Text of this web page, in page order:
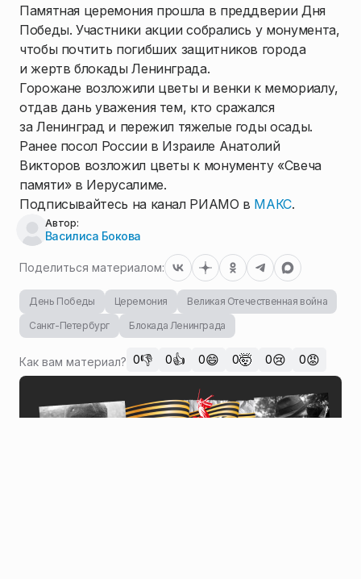
Памятная церемония прошла в преддверии Дня
Победы. Участники акции собрались у монумента,
чтобы почтить погибших защитников города
и жертв блокады Ленинграда.
Горожане возложили цветы и венки к мемориалу,
отдав дань уважения тем, кто сражался
за Ленинград и пережил тяжелые годы осады.
Ранее посол России в Израиле Анатолий
Викторов возложил цветы к монументу «Свеча
памяти» в Иерусалиме.
Подписывайтесь на канал РИАМО в МАКС.
Автор:
Василиса Бокова
Поделиться материалом:
День Победы Церемония
Великая Отечественная война
Санкт-Петербург
Блокада Ленинграда
Как вам материал? 0👎 0👍 0😄 0🤯 0😢 0😡